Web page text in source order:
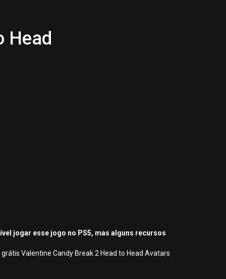
Head
jogar esse jogo no PS5, mas alguns recursos
Valentine Candy Break 2 Head to Head Avatars